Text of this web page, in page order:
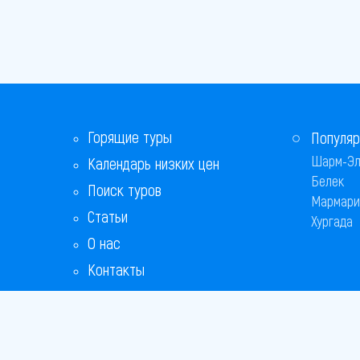
Горящие туры
Календарь низких цен
Поиск туров
Статьи
О нас
Контакты
Бонусная программа
Шарм-
Белек
Хургада